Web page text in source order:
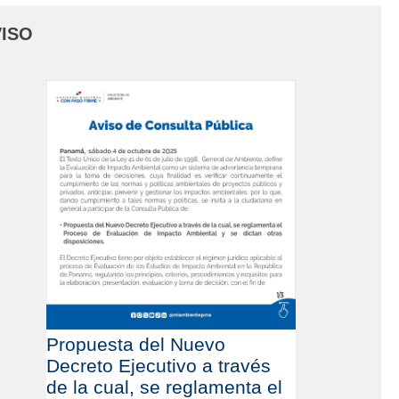
Propuesta del Nuevo
Decreto Ejecutivo a través
de la cual, se reglamenta el